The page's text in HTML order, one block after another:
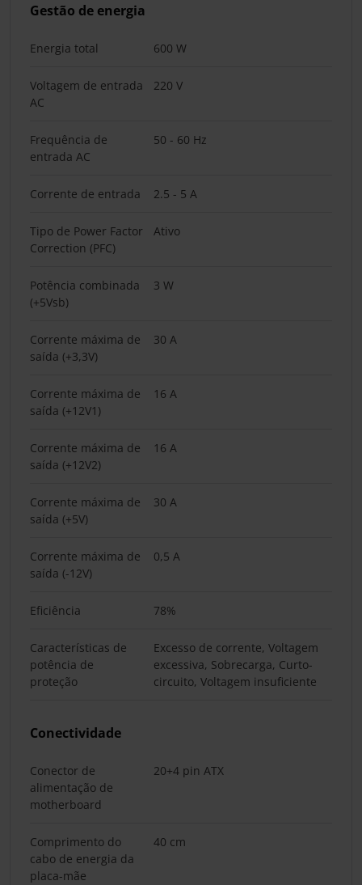
Gestão de energia
Energia total 600 W
Voltagem de entrada
AC
220 V
Frequência de
entrada AC
50 - 60 Hz
Corrente de entrada 2.5 - 5 A
Tipo de Power Factor
Correction (PFC)
Ativo
Potência combinada
(+5Vsb)
3 W
Corrente máxima de
saída (+3,3V)
30 A
Corrente máxima de
saída (+12V1)
16 A
Corrente máxima de
saída (+12V2)
16 A
Corrente máxima de
saída (+5V)
30 A
Corrente máxima de
saída (-12V)
0,5 A
Eficiência 78%
Características de
potência de
proteção
Excesso de corrente, Voltagem
excessiva, Sobrecarga, Curto-
circuito, Voltagem insuficiente
Conectividade
Conector de
alimentação de
motherboard
20+4 pin ATX
Comprimento do
cabo de energia da
placa-mãe
40 cm